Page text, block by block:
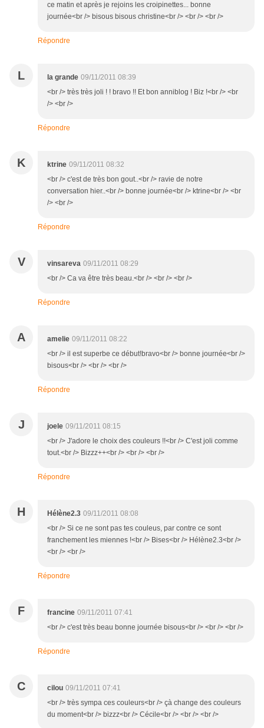
ce matin et après je rejoins les croipinettes... bonne
journée<br /> bisous bisous christine<br /> <br /> <br />
Répondre
L la grande 09/11/2011 08:39
<br /> très très joli ! ! bravo !! Et bon anniblog ! Biz !<br /> <br
/> <br />
Répondre
K ktrine 09/11/2011 08:32
<br /> c'est de très bon gout..<br /> ravie de notre
conversation hier..<br /> bonne journée<br /> ktrine<br /> <br
/> <br />
Répondre
V vinsareva 09/11/2011 08:29
<br /> Ca va être très beau.<br /> <br /> <br />
Répondre
A amelie 09/11/2011 08:22
<br /> il est superbe ce début!bravo<br /> bonne journée<br />
bisous<br /> <br /> <br />
Répondre
J joele 09/11/2011 08:15
<br /> J'adore le choix des couleurs !!<br /> C'est joli comme
tout.<br /> Bizzz++<br /> <br /> <br />
Répondre
H Hélène2.3 09/11/2011 08:08
<br /> Si ce ne sont pas tes couleus, par contre ce sont
franchement les miennes !<br /> Bises<br /> Hélène2.3<br />
<br /> <br />
Répondre
F francine 09/11/2011 07:41
<br /> c'est très beau bonne journée bisous<br /> <br /> <br />
Répondre
C cilou 09/11/2011 07:41
<br /> très sympa ces couleurs<br /> çà change des couleurs
du moment<br /> bizzz<br /> Cécile<br /> <br /> <br />